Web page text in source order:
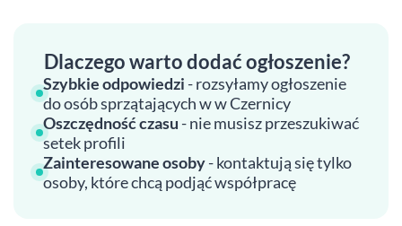
Dlaczego warto dodać ogłoszenie?
Szybkie odpowiedzi - rozsyłamy ogłoszenie
do osób sprzątających w w Czernicy
Oszczędność czasu - nie musisz przeszukiwać
setek profili
Zainteresowane osoby- kontaktują się tylko
osoby, które chcą podjąć współpracę